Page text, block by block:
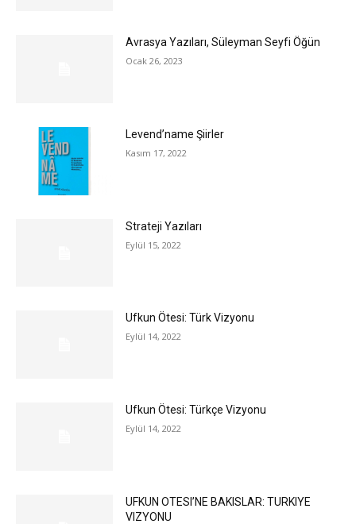
Avrasya Yazıları, Süleyman Seyfi Öğün
Ocak 26, 2023
Levend’name Şiirler
Kasım 17, 2022
Strateji Yazıları
Eylül 15, 2022
Ufkun Ötesi: Türk Vizyonu
Eylül 14, 2022
Ufkun Ötesi: Türkçe Vizyonu
Eylül 14, 2022
UFKUN OTESI’NE BAKISLAR: TURKIYE
VIZYONU